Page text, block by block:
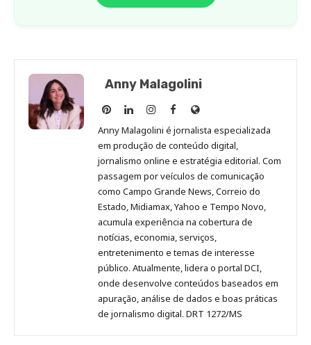
Anny Malagolini
Anny
Malagolini
no
Pinterest
Anny
Malagolini
no
LinkedIn
Anny
Malagolini
no
Instagram
Anny
Malagolini
no
Facebook
Site
de
Anny
Malagolini
Anny Malagolini é jornalista especializada
em produção de conteúdo digital,
jornalismo online e estratégia editorial. Com
passagem por veículos de comunicação
como Campo Grande News, Correio do
Estado, Midiamax, Yahoo e Tempo Novo,
acumula experiência na cobertura de
notícias, economia, serviços,
entretenimento e temas de interesse
público. Atualmente, lidera o portal DCI,
onde desenvolve conteúdos baseados em
apuração, análise de dados e boas práticas
de jornalismo digital. DRT 1272/MS